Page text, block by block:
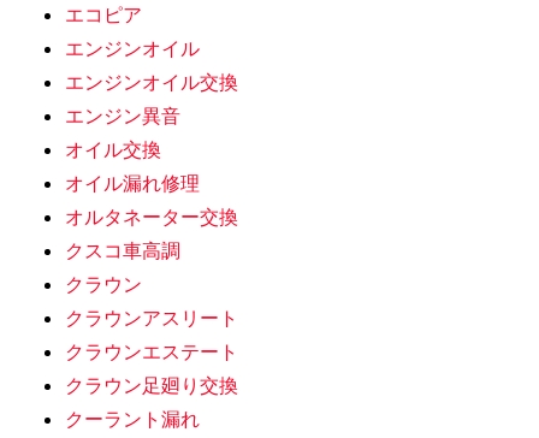
エコピア
エンジンオイル
エンジンオイル交換
エンジン異音
オイル交換
オイル漏れ修理
オルタネーター交換
クスコ車高調
クラウン
クラウンアスリート
クラウンエステート
クラウン足廻り交換
クーラント漏れ